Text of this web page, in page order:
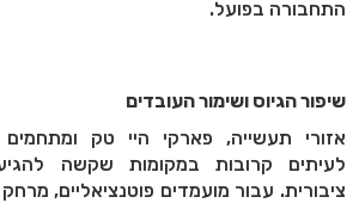
התחבורה בפועל.
שיפור הגיוס ושימור העובדים
אזורי תעשייה, פארקי היי טק ומתחמים
לעיתים קרובות במקומות שקשה
ציבורית. עבור מועמדים פוטנציאליים,